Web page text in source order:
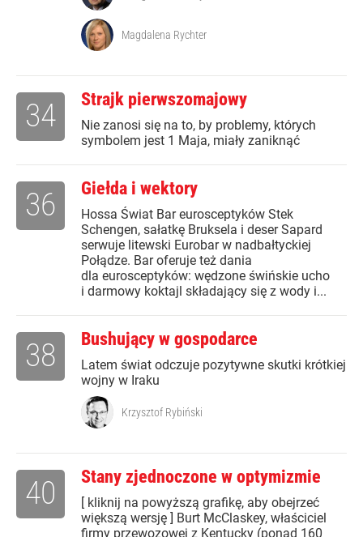
Magdalena Rychter
Strajk pierwszomajowy
Nie zanosi się na to, by problemy, których
symbolem jest 1 Maja, miały zaniknąć
34
Giełda i wektory
Hossa Świat Bar eurosceptyków Stek
Schengen, sałatkę Bruksela i deser Sapard
serwuje litewski Eurobar w nadbałtyckiej
Połądze. Bar oferuje też dania
dla eurosceptyków: wędzone świńskie ucho
i darmowy koktajl składający się z wody i...
36
Bushujący w gospodarce
Latem świat odczuje pozytywne skutki krótkiej
wojny w Iraku
38
Krzysztof Rybiński
Stany zjednoczone w optymizmie
[ kliknij na powyższą grafikę, aby obejrzeć
większą wersję ] Burt McClaskey, właściciel
firmy przewozowej z Kentucky (ponad 160
40